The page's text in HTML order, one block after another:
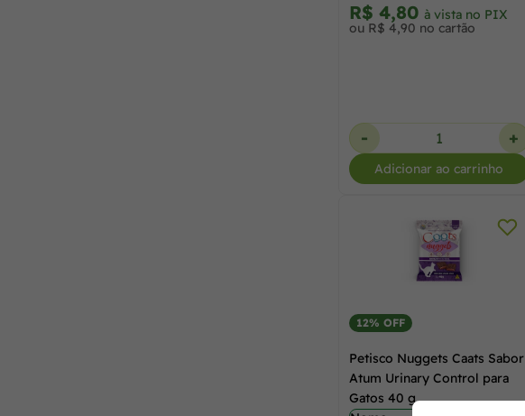
R$ 4,80 à vista no PIX
ou R$ 4,90 no cartão
- +
Adicionar ao carrinho
12% OFF
Petisco Nuggets Caats Sabor
Atum Urinary Control para
Gatos 40 g